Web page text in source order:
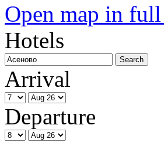
Open map in full
Hotels
Arrival
Departure